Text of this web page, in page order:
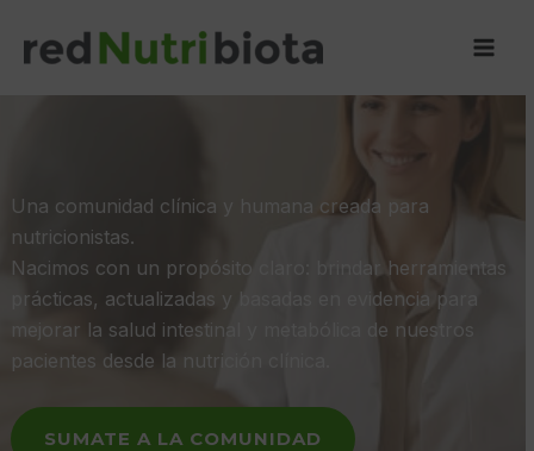
Una comunidad clínica y humana creada para
nutricionistas.
Nacimos con un propósito claro: brindar herramientas
prácticas, actualizadas y basadas en evidencia para
mejorar la salud intestinal y metabólica de nuestros
pacientes desde la nutrición clínica.
SUMATE A LA COMUNIDAD